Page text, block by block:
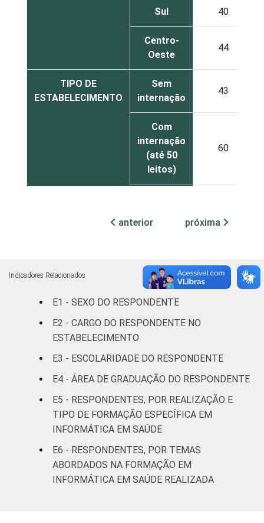
Sul 40
Centro-
Oeste
44
TIPO DE
ESTABELECIMENTO
Sem
internação
43
Com
internação
(até 50
leitos)
60
(mais de
78
Serviço de
apoio à
diagnose e
52
IDENTIFICAÇÃO DE
UNIDADE BÁSICA
LOCALIZAÇÃO Capital 49
Interior
Fonte: Núcleo de Informação e Coordenação
do Ponto BR. (2024). Pesquisa sobre o uso
anterior próxima
Indicadores Relacionados
E1 - SEXO DO RESPONDENTE
E2 - CARGO DO RESPONDENTE NO
ESTABELECIMENTO
E3 - ESCOLARIDADE DO RESPONDENTE
E4 - ÁREA DE GRADUAÇÃO DO RESPONDENTE
E5 - RESPONDENTES, POR REALIZAÇÃO E
TIPO DE FORMAÇÃO ESPECÍFICA EM
INFORMÁTICA EM SAÚDE
E6 - RESPONDENTES, POR TEMAS
ABORDADOS NA FORMAÇÃO EM
INFORMÁTICA EM SAÚDE REALIZADA